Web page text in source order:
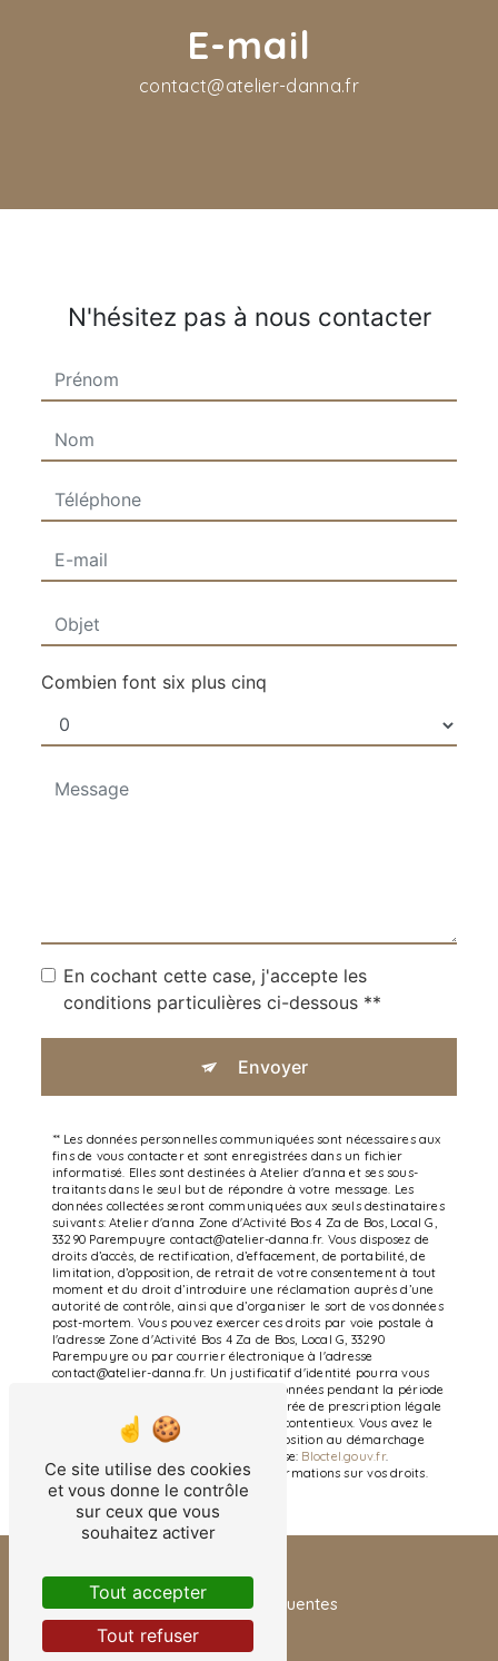
E-mail
contact@atelier-danna.fr
N'hésitez pas à nous contacter
Combien font six plus cinq
En cochant cette case, j'accepte les
conditions particulières ci-dessous **
Envoyer
** Les données personnelles communiquées sont nécessaires aux
fins de vous contacter et sont enregistrées dans un fichier
informatisé. Elles sont destinées à Atelier d'anna et ses sous-
traitants dans le seul but de répondre à votre message. Les
données collectées seront communiquées aux seuls destinataires
suivants: Atelier d'anna Zone d'Activité Bos 4 Za de Bos, Local G,
33290 Parempuyre contact@atelier-danna.fr. Vous disposez de
droits d’accès, de rectification, d’effacement, de portabilité, de
limitation, d’opposition, de retrait de votre consentement à tout
moment et du droit d’introduire une réclamation auprès d’une
autorité de contrôle, ainsi que d’organiser le sort de vos données
post-mortem. Vous pouvez exercer ces droits par voie postale à
l'adresse Zone d'Activité Bos 4 Za de Bos, Local G, 33290
Parempuyre ou par courrier électronique à l'adresse
contact@atelier-danna.fr. Un justificatif d'identité pourra vous
être demandé. Nous conservons vos données pendant la période
de prise de contact puis pendant la durée de prescription légale
aux fins probatoires et de gestion des contentieux. Vous avez le
droit de vous inscrire sur la liste d'opposition au démarchage
téléphonique, disponible à cette adresse: Bloctel.gouv.fr.
Consultez le site cnil.fr pour plus d’informations sur vos droits.
Recherches fréquentes
Ce site utilise des cookies
et vous donne le contrôle
sur ceux que vous
souhaitez activer
Tout accepter
Tout refuser